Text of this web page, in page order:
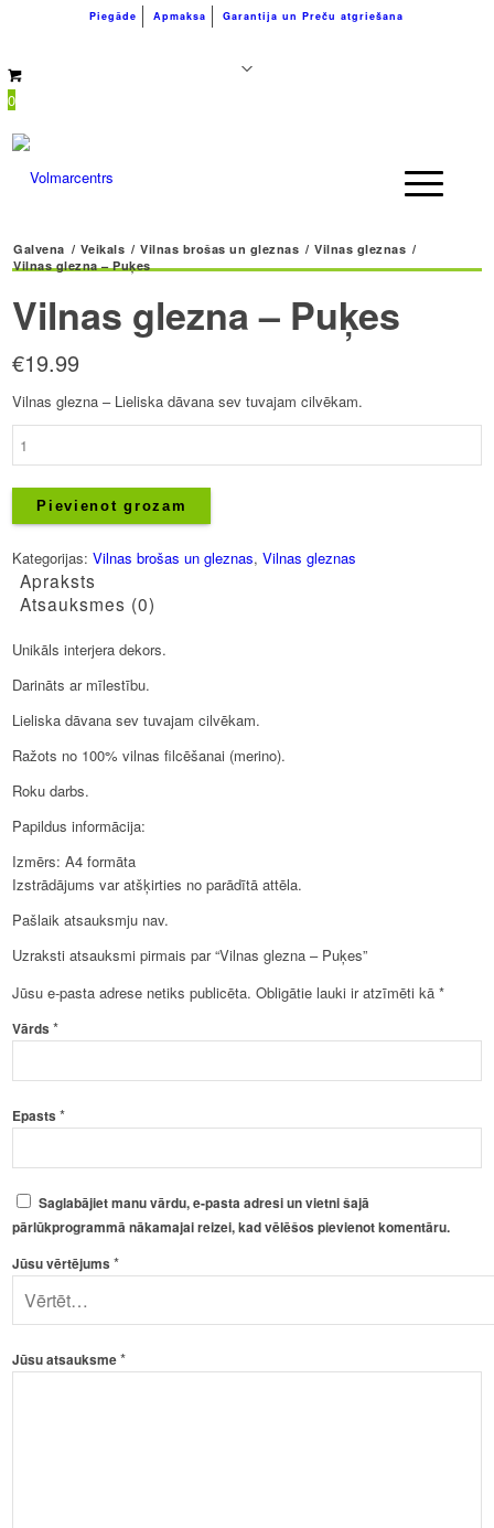
Piegāde Apmaksa Garantija un Preču atgriešana
0
Galvena / Veikals / Vilnas brošas un gleznas / Vilnas gleznas /
Vilnas glezna – Puķes
Vilnas glezna – Puķes
€19.99
Vilnas glezna – Lieliska dāvana sev tuvajam cilvēkam.
Puķes
daudzums
Pievienot grozam
Kategorijas:Vilnas brošas un gleznas,Vilnas gleznas
Apraksts
Atsauksmes (0)
Unikāls interjera dekors.
Darināts ar mīlestību.
Lieliska dāvana sev tuvajam cilvēkam.
Ražots no 100% vilnas filcēšanai (merino).
Roku darbs.
Papildus informācija:
Izmērs: A4 formāta
Izstrādājums var atšķirties no parādītā attēla.
Pašlaik atsauksmju nav.
Uzraksti atsauksmi pirmais par “Vilnas glezna – Puķes”
Jūsu e-pasta adrese netiks publicēta. Obligātie lauki ir atzīmēti kā*
Vārds*
Epasts*
Saglabājiet manu vārdu, e-pasta adresi un vietni šajā
pārlūkprogrammā nākamajai reizei, kad vēlēšos pievienot komentāru.
Jūsu vērtējums*
Jūsu atsauksme*